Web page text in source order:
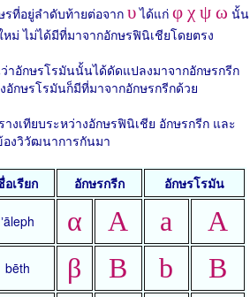
ที่อยู่ลำดับท้ายต่อจาก υได้แก่ φ χ ψ ω นั้น
ม่ ไม่ได้มีที่มาจากอักษรฟินิเชียโดยตรง
าอักษรโรมันนั้นได้ดัดแปลงมาจากอักษรกรีก
อักษรโรมันก็มีที่มาจากอักษรกรีกด้วย
งเทียบระหว่างอักษรฟินิเชีย อักษรกรีก และ
องวิวัฒนาการกันมา
อเรียก อักษรกรีก อักษรโรมัน
ʼāleph α Α a
A
bēth β Β b B